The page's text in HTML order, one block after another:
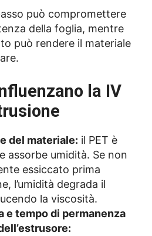
può compromettere
della foglia, mentre
può rendere il materiale
la IV
del materiale: il PET è
assorbe umidità. Se non
essiccato prima
l’umidità degrada il
la viscosità.
e tempo di permanenza